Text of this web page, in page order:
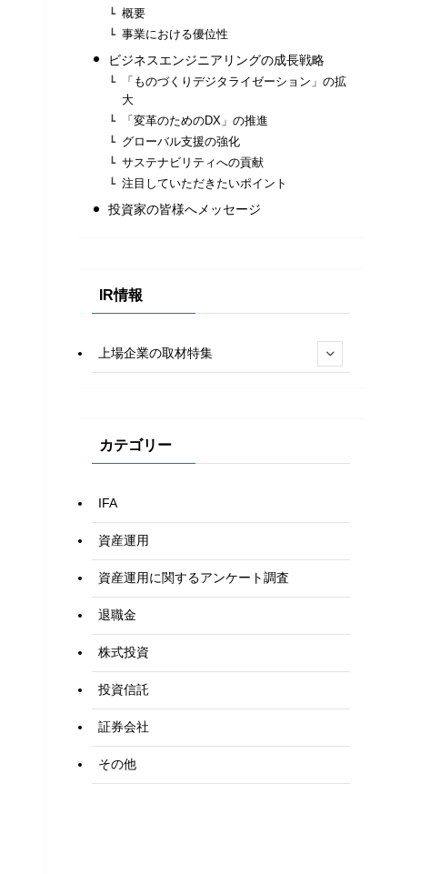
概要
事業における優位性
ビジネスエンジニアリングの成長戦略
「ものづくりデジタライゼーション」の拡
大
「変革のためのDX」の推進
グローバル支援の強化
サステナビリティへの貢献
注目していただきたいポイント
投資家の皆様へメッセージ
IR情報
上場企業の取材特集
カテゴリー
IFA
資産運用
資産運用に関するアンケート調査
退職金
株式投資
投資信託
証券会社
その他